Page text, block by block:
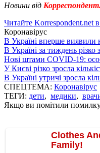
Новини від
Читайте Korrespondent.net
Коронавірус
В Україні вперше виявили
В Україні за тиждень
Нові штами COVID-19:
У Києві різко зросла
В Україні утричі зросла
СПЕЦТЕМА: Коронавірус
ТЕГИ: дети, медики,
Якщо ви помітили помилку,